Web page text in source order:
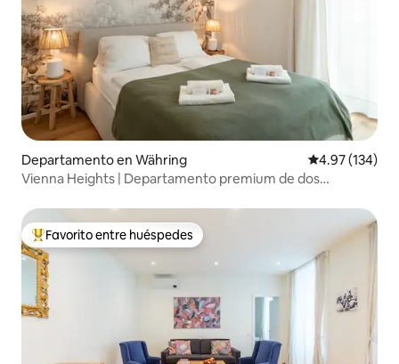
Departamento en Währing Calificación
4.97 (134)
Vienna Heights | Departamento premium de dos
De los mejores en Favorito entre huéspedes
Favorito entre huéspedes